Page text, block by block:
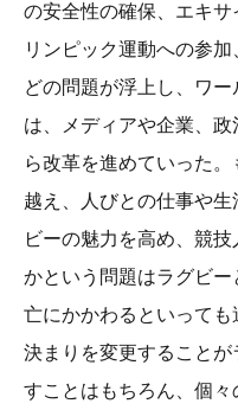
の安全性の確保、エキ
リンピック運動への参
どの問題が浮上し、ワ
は、メディアや企業、
ら改革を進めていった
越え、人びとの仕事や
ビーの魅力を高め、競
かという問題はラグビ
亡にかかわるといって
決まりを変更すること
すことはもちろん、個